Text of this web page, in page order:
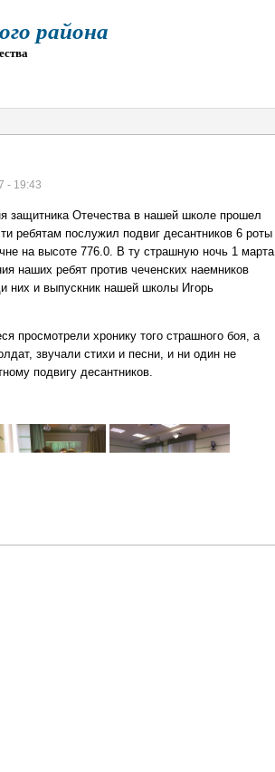
района
- 19:43
защитника Отечества в нашей школе прошел
ребятам послужил подвиг десантников 6 роты
на высоте 776.0. В ту страшную ночь 1 марта
наших ребят против чеченских наемников
них и выпускник нашей школы Игорь
просмотрели хронику того страшного боя, а
звучали стихи и песни, и ни один не
подвигу десантников.